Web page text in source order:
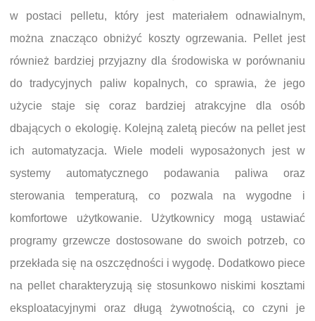
w postaci pelletu, który jest materiałem odnawialnym,
można znacząco obniżyć koszty ogrzewania. Pellet jest
również bardziej przyjazny dla środowiska w porównaniu
do tradycyjnych paliw kopalnych, co sprawia, że jego
użycie staje się coraz bardziej atrakcyjne dla osób
dbających o ekologię. Kolejną zaletą pieców na pellet jest
ich automatyzacja. Wiele modeli wyposażonych jest w
systemy automatycznego podawania paliwa oraz
sterowania temperaturą, co pozwala na wygodne i
komfortowe użytkowanie. Użytkownicy mogą ustawiać
programy grzewcze dostosowane do swoich potrzeb, co
przekłada się na oszczędności i wygodę. Dodatkowo piece
na pellet charakteryzują się stosunkowo niskimi kosztami
eksploatacyjnymi oraz długą żywotnością, co czyni je